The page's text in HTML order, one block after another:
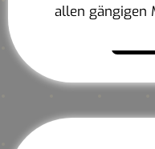
allen gängigen